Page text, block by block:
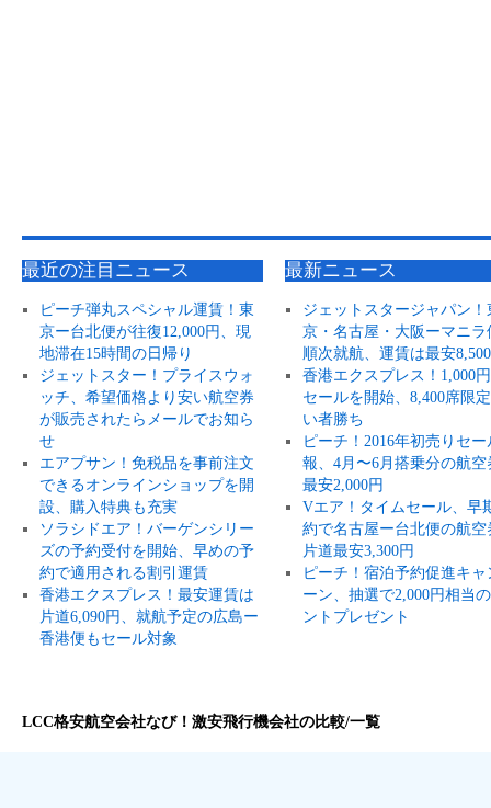
最近の注目ニュース
ピーチ弾丸スペシャル運賃！東
京ー台北便が往復12,000円、現
地滞在15時間の日帰り
ジェットスター！プライスウォ
ッチ、希望価格より安い航空券
が販売されたらメールでお知ら
せ
エアプサン！免税品を事前注文
できるオンラインショップを開
設、購入特典も充実
ソラシドエア！バーゲンシリー
ズの予約受付を開始、早めの予
約で適用される割引運賃
香港エクスプレス！最安運賃は
片道6,090円、就航予定の広島ー
香港便もセール対象
最新ニュース
ジェットスタージャパン！
京・名古屋・大阪ーマニラ
順次就航、運賃は最安
香港エクスプレス！1,000
セールを開始、8,400席限
い者勝ち
ピーチ！2016年初売りセー
報、4月〜6月搭乗分の航空
最安2,000円
Vエア！タイムセール、早
約で名古屋ー台北便の航空
片道最安3,300円
ピーチ！宿泊予約促進キャ
ーン、抽選で2,000円相当
ントプレゼント
LCC格安航空会社なび！激安飛行機会社の比較/一覧